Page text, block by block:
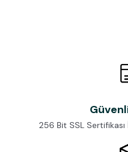
256 Bit SSL Sertifikası